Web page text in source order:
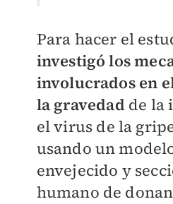
Para hacer el
investigó los
involucrados en
la gravedad de la
el virus de la
usando un
envejecido y
humano de